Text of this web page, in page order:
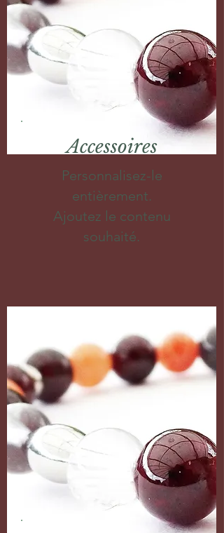
Accessoires
Personnalisez-le
entièrement.
Ajoutez le contenu
souhaité.